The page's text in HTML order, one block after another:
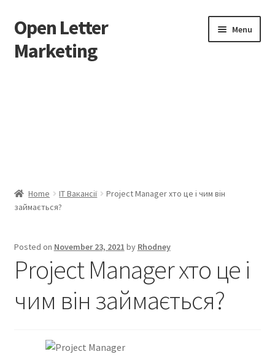
Skip
to
navigation
Skip
to
content
Open Letter
Marketing
Menu
Cart
collectingkeys
Contact Us
Create Account
Home IT Вакансії
Project Manager хто це і чим він
займається?
Posted on November 23, 2021 by Rhodney
Project Manager хто це і
чим він займається?